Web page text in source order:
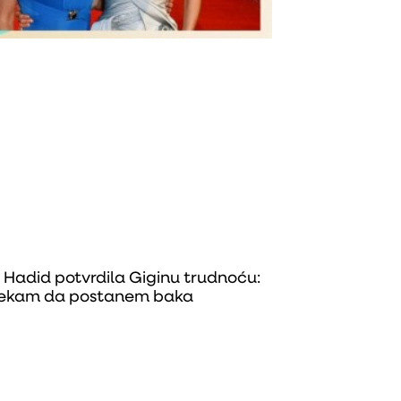
Hadid potvrdila Giginu trudnoću:
da postanem baka